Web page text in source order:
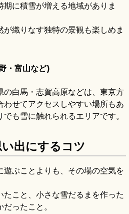
に積雪が増える地域がありま
が織りなす独特の景観も楽しめま
・富山など)
の白馬・志賀高原などは、東京方
せてアクセスしやすい場所もあ
も雪に触れられるエリアです。
出にするコツ
ぶことよりも、その場の空気を
こと、小さな雪だるまを作った
ったこと。